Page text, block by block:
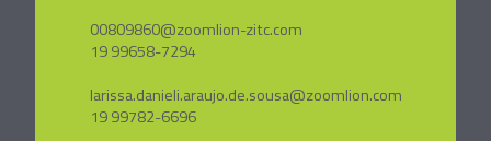
00809860@zoomlion-zitc.com
19 99658-7294
larissa.danieli.araujo.de.sousa@zoomlion.com
19 99782-6696